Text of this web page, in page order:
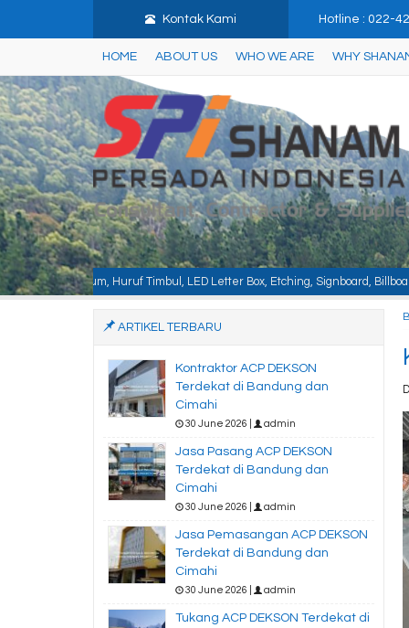
Kontak Kami Hotline : 022-
HOME ABOUT US WHO WE ARE WHY
Huruf Timbul, LED Letter Box, Etching, Signboard, Billboard, Baja
ARTIKEL TERBARU
Kontraktor ACP DEKSON
Terdekat di Bandung dan
Cimahi
30 June 2026 | admin
Jasa Pasang ACP DEKSON
Terdekat di Bandung dan
Cimahi
30 June 2026 | admin
Jasa Pemasangan ACP DEKSON
Terdekat di Bandung dan
Cimahi
30 June 2026 | admin
Tukang ACP DEKSON Terdekat di